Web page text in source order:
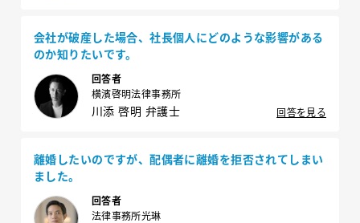
会社が破産した場合、社長個人にどのような影響がある
のか知りたいです。
回答者
横濱啓明法律事務所
川添 啓明 弁護士 回答を見る
離婚したいのですが、配偶者に離婚を拒否されてしまい
ました。
回答者
法律事務所光琳